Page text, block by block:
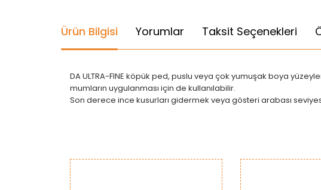
Ürün Bilgisi Yorumlar Taksit Seçenekleri
DA ULTRA-FINE köpük ped, puslu veya çok yumuşak boya
mumların uygulanması için de kullanılabilir.
Son derece ince kusurları gidermek veya gösteri arabası
Ürün resmi kalitesiz, bozuk veya görüntülenemiyor.